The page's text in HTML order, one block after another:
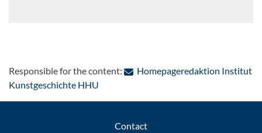
Responsible for the content:
Homepageredaktion Institut
Kunstgeschichte HHU
Contact